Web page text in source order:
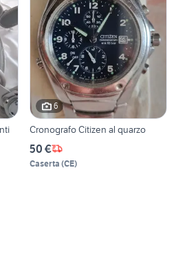
6
Cronografo Citizen al quarzo
50 €
Caserta (CE)